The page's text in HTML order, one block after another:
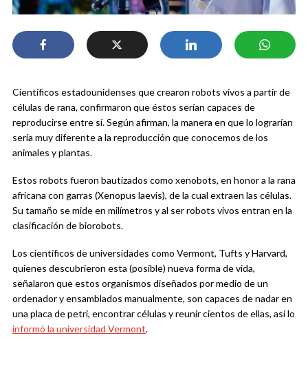
Científicos estadounidenses que crearon robots vivos a partir de
células de rana, confirmaron que éstos serían capaces de
reproducirse entre sí. Según afirman, la manera en que lo lograrían
sería muy diferente a la reproducción que conocemos de los
animales y plantas.
Estos robots fueron bautizados como xenobots, en honor a la rana
africana con garras (Xenopus laevis), de la cual extraen las células.
Su tamaño se mide en milímetros y al ser robots vivos entran en la
clasificación de biorobots.
Los científicos de universidades como Vermont, Tufts y Harvard,
quienes descubrieron esta (posible) nueva forma de vida,
señalaron que estos organismos diseñados por medio de un
ordenador y ensamblados manualmente, son capaces de nadar en
una placa de petri, encontrar células y reunir cientos de ellas, así lo
informó la universidad Vermont.